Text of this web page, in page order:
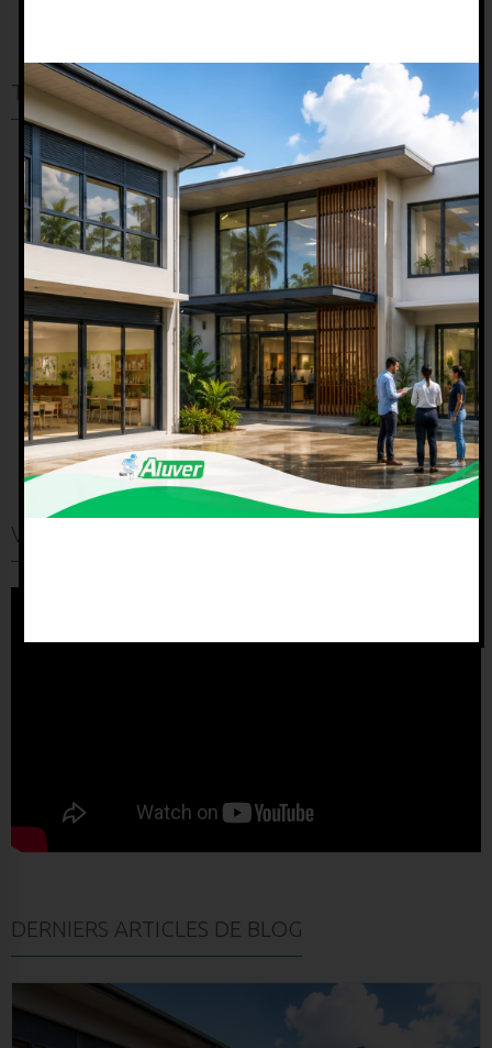
TEMOIGNAGES
Projet personnel
juillet 12, 2017
" Nous tenons à vous remercier pour la qualité de votre
accueil à ALUVER, et l’attention que vous avez accordée
à notre projet de construction. "Plus
VIDEO
DERNIERS ARTICLES DE BLOG